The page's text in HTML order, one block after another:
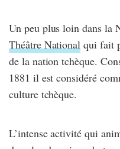
Un peu plus loin dans la
Théâtre National qui fait
de la nation tchèque.
1881 il est considéré
culture tchèque.
L’intense activité qui